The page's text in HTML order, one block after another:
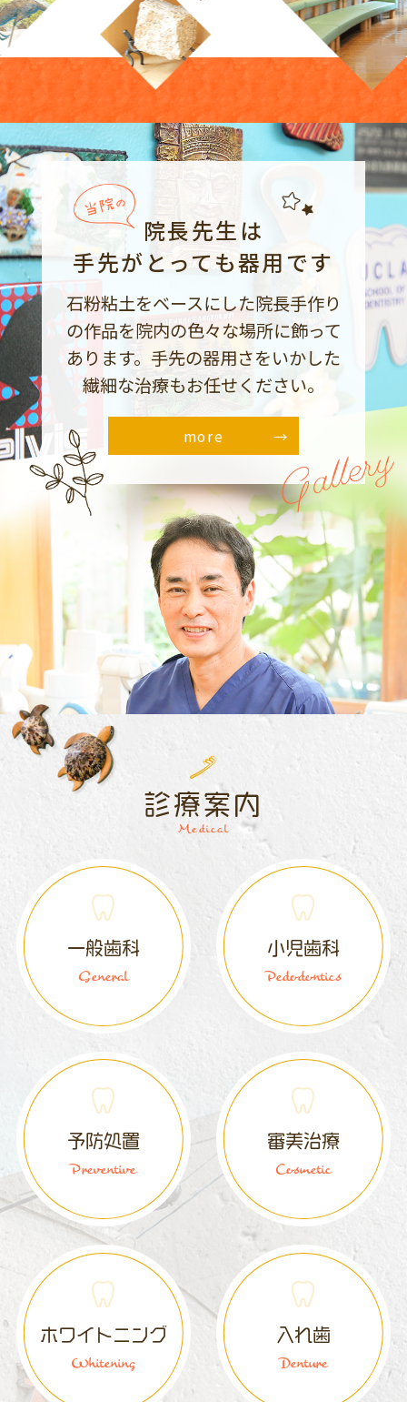
院長先生は
手先がとっても器用です
石粉粘土をベースにした院長手作り
の作品を院内の色々な場所に飾って
あります。手先の器用さをいかした
繊細な治療もお任せください。
more
診療案内
Medical
一般歯科
General
小児歯科
Pedodontics
予防処置
Preventive
審美治療
Cosmetic
ホワイトニング
Whitening
入れ歯
Denture